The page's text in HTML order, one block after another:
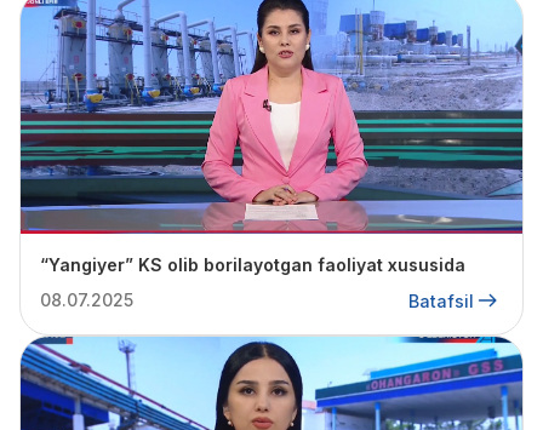
“Yangiyer” KS olib borilayotgan faoliyat xususida
08.07.2025
Batafsil